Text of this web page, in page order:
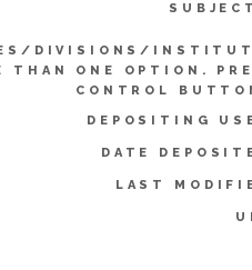
DIVISIONS/
THAN ONE OPTION.
CONTROL
DEPOSITING
DATE
LAST